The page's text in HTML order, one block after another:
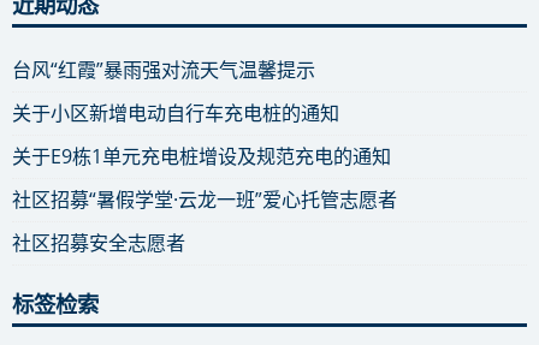
台风“红霞”暴雨强对流天气温馨提示
关于小区新增电动自行车充电桩的通知
关于E9栋1单元充电桩增设及规范充电的通知
社区招募“暑假学堂·云龙一班”爱心托管志愿者
社区招募安全志愿者
标签检索